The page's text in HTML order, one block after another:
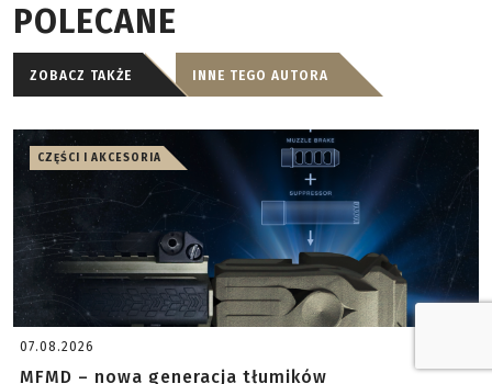
POLECANE
ZOBACZ TAKŻE INNE TEGO AUTORA
CZĘŚCI I AKCESORIA
07.08.2026
MFMD – nowa generacja tłumików